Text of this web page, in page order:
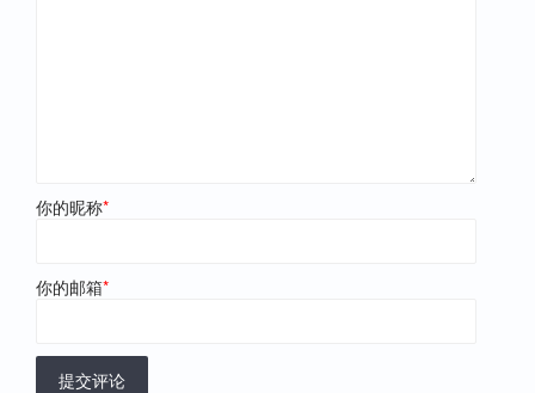
你的昵称*
你的邮箱*
提交评论